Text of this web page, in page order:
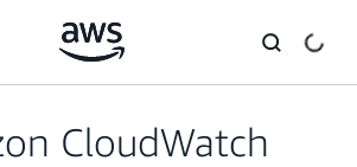
CloudWatch